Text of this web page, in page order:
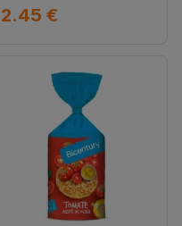
2.45 €